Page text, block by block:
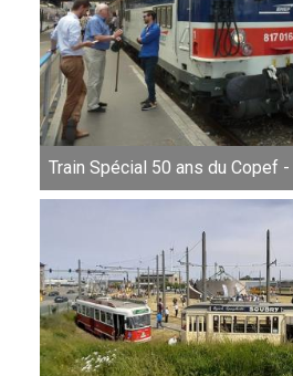
Train Spécial 50 ans du Copef